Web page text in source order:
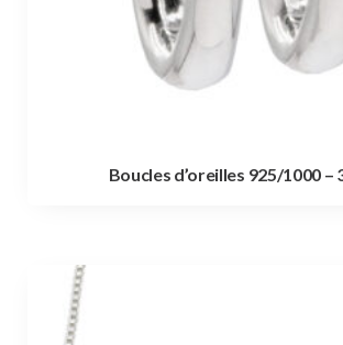
Boucles d’oreilles 925/1000 –